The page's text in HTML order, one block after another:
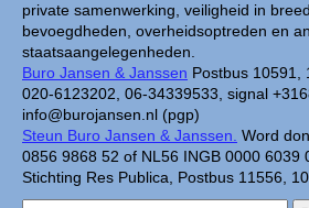
private samenwerking, veiligheid in
bevoegdheden, overheidsoptreden en
staatsaangelegenheden.
Buro Jansen & Janssen Postbus 10591,
020-6123202, 06-34339533, signal
info@burojansen.nl (pgp)
Steun Buro Jansen & Janssen. Word
0856 9868 52 of NL56 INGB 0000 6039
Stichting Res Publica, Postbus 11556,